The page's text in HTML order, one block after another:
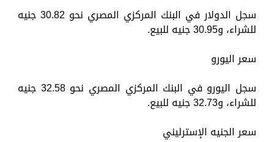
سجل الدولار في البنك المركزي المصري نحو 30.82 جنيه
للشراء، و30.95 جنيه للبيع.
سعر اليورو
سجل اليورو في البنك المركزي المصري نحو 32.58 جنيه
للشراء، و32.73 جنيه للبيع.
سعر الجنيه الإسترليني